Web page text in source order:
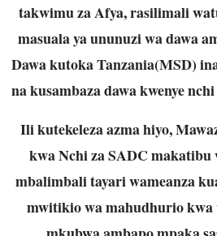
takwimu za Afya, rasilimali
masuala ya ununuzi wa dawa
Dawa kutoka Tanzania(MSD)
na kusambaza dawa kwenye
Ili kutekeleza azma hiyo,
kwa Nchi za SADC makatibu
mbalimbali tayari wameanza
mwitikio wa mahudhurio kwa